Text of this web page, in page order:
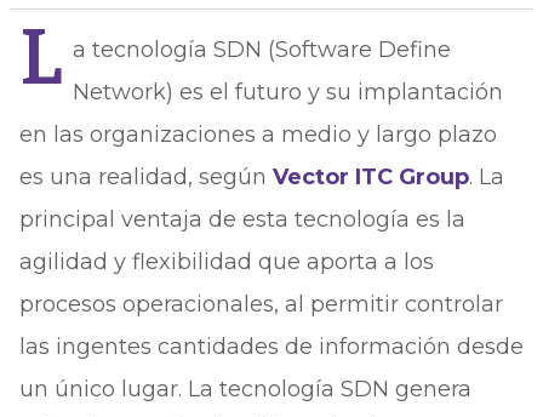
L a tecnología SDN (Software Define
Network) es el futuro y su implantación
en las organizaciones a medio y largo plazo
es una realidad, según Vector ITC Group. La
principal ventaja de esta tecnología es la
agilidad y flexibilidad que aporta a los
procesos operacionales, al permitir controlar
las ingentes cantidades de información desde
un único lugar. La tecnología SDN genera